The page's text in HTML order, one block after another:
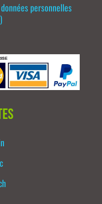
personnelles